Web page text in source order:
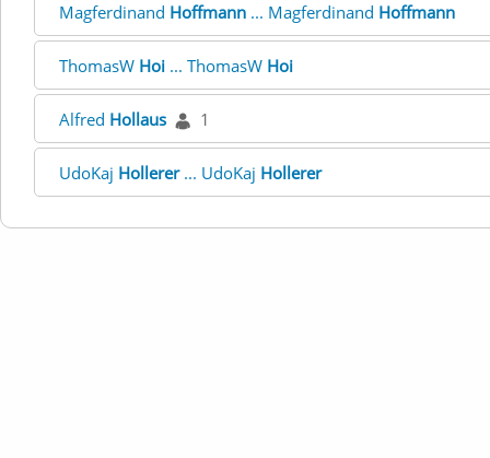
Magferdinand Hoffmann ... Magferdinand Hoffmann
ThomasW Hoi ... ThomasW Hoi
Alfred Hollaus 1
UdoKaj Hollerer... UdoKaj Hollerer